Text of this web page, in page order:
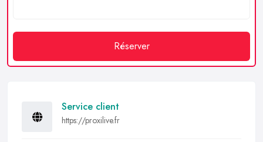
Réserver
Service client
https://proxilive.fr